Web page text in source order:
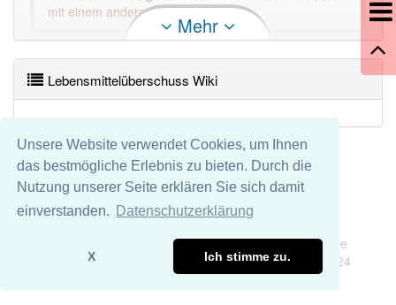
Unsere Website verwendet Cookies, um Ihnen
das bestmögliche Erlebnis zu bieten. Durch die
Nutzung unserer Seite erklären Sie sich damit
einverstanden.
Datenschutzerklärung
X Ich stimme zu.
mit einem anderen Artikel: -1
91% unserer Spielapp-Nutzer haben den Artikel
korrekt erraten.
Mehr
Lebensmittelüberschuss Wiki
Wir übernehmen keine Garantie und keine Haftung für die
Richtigkeit und Vollständigkeit dieser Seite. DDDEasy 2024